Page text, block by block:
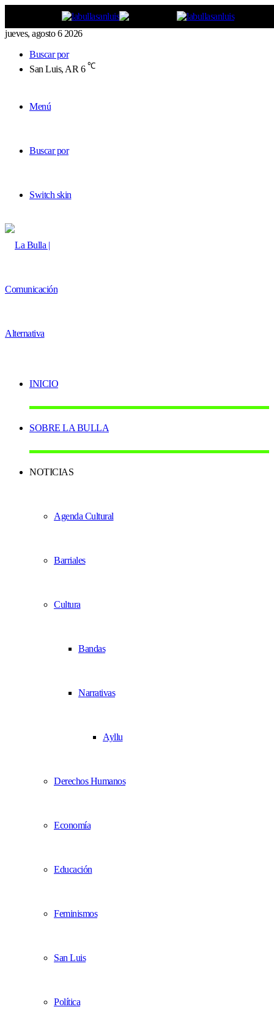
jueves, agosto 6 2026
Buscar por
San Luis, AR 6 ℃
Menú
Buscar por
Switch skin
INICIO
SOBRE LA BULLA
NOTICIAS
Agenda Cultural
Barriales
Cultura
Bandas
Narrativas
Ayllu
Derechos Humanos
Economía
Educación
Feminismos
San Luis
Política